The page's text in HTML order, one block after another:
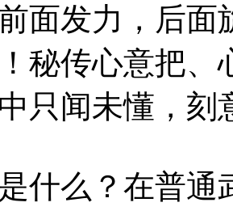
面发力，后
秘传心意把、
只闻未懂，刻
么？在普通